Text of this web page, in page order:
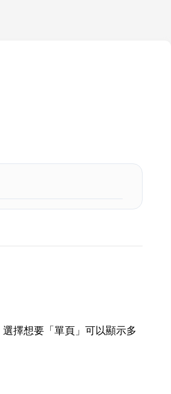
擇想要「單頁」可以顯示多